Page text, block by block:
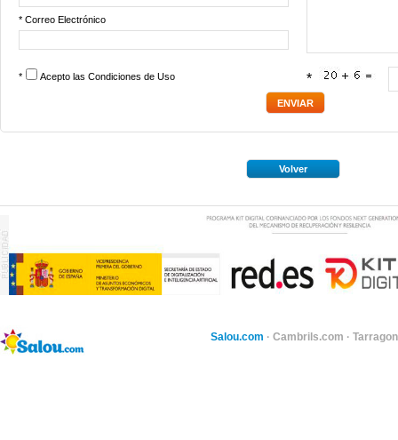
* Correo Electrónico
* Acepto las Condiciones de Uso *
Volver
Salou.com · Cambrils.com ·